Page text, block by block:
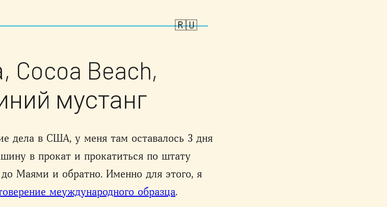
🇷🇺
Beach,
мустанг
дела в США, у меня там оставалось 3 дня
в прокат и прокатиться по штату
Маями и обратно. Именно для этого, я
меуждународного образца.